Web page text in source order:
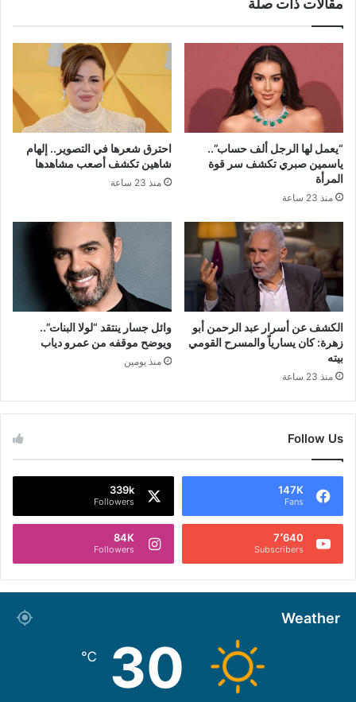
مقالات ذات صلة
“يعمل لها الرجل ألف حساب”..
ياسمين صبري تكشف سر قوة
المرأة
منذ 23 ساعة
احترق شعرها في التصوير.. إلهام
شاهين تكشف أصعب مشاهدها
منذ 23 ساعة
الكشف عن أسرار عبد الرحمن أبو
زهرة: كان يسارياً والمسرح القومي
بيته
منذ 23 ساعة
وائل جسار ينتقد “لولا البنات”..
ويوضح موقفه من عمرو دياب
منذ يومين
Follow Us
147K
Fans
339k
Followers
7٬640
Subscribers
84K
Followers
Weather
30
℃